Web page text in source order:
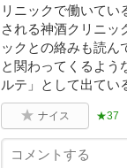
リニックで働いて
される神酒クリニッ
ックとの絡みも読ん
と関わってくるよう
ルテ」として出てい
ナイス ★37